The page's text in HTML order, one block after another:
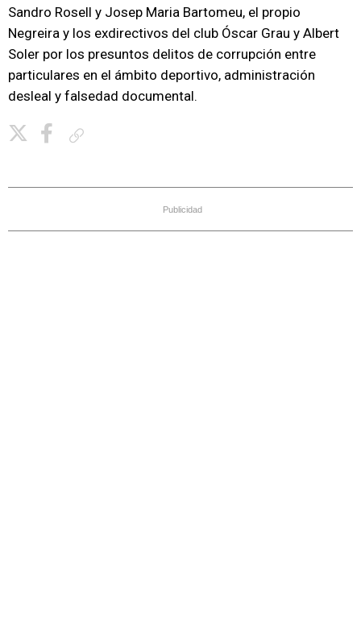
Sandro Rosell y Josep Maria Bartomeu, el propio
Negreira y los exdirectivos del club Óscar Grau y Albert
Soler por los presuntos delitos de corrupción entre
particulares en el ámbito deportivo, administración
desleal y falsedad documental.
Publicidad